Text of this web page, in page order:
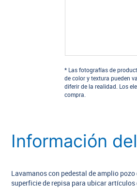
* Las fotografías de
de color y textura pueden
diferir de la realidad. Los
compra.
Información
Lavamanos con pedestal de amplio
superficie de repisa para ubicar artículos